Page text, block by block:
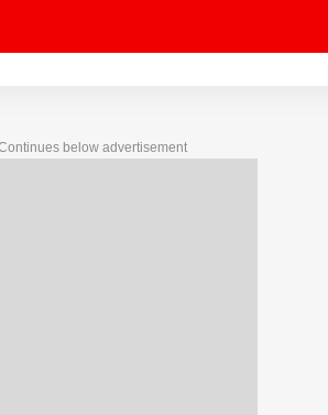
below advertisement